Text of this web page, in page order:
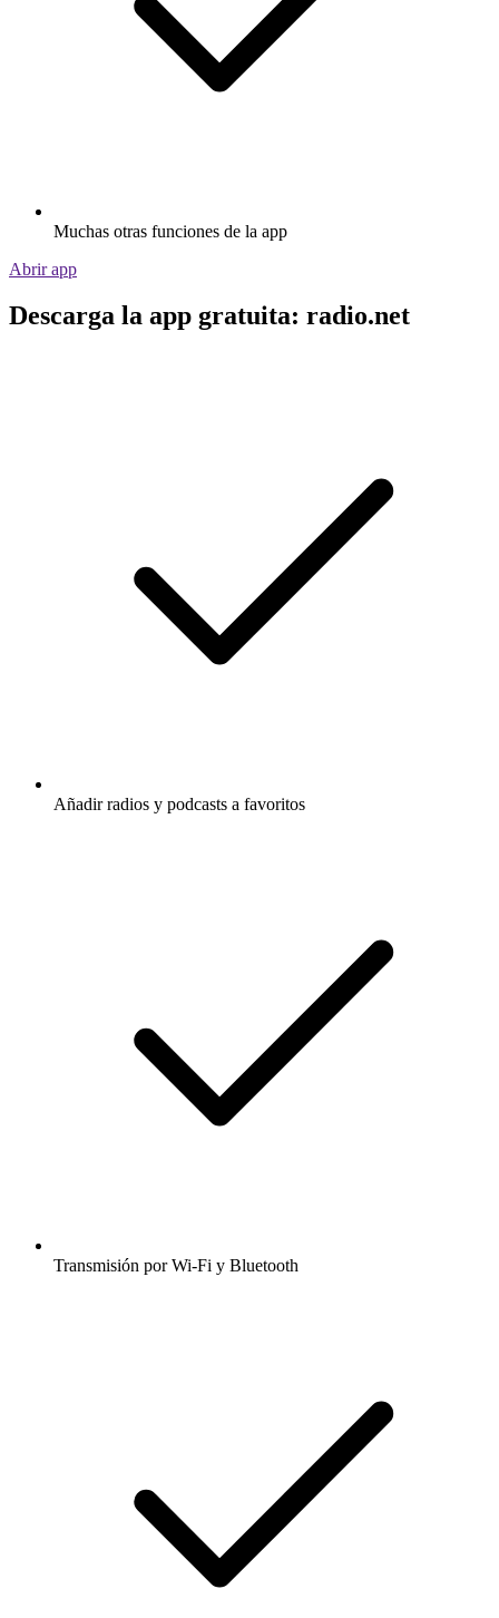
Muchas otras funciones de la app
Abrir app
Descarga la app gratuita: radio.net
Añadir radios y podcasts a favoritos
Transmisión por Wi-Fi y Bluetooth